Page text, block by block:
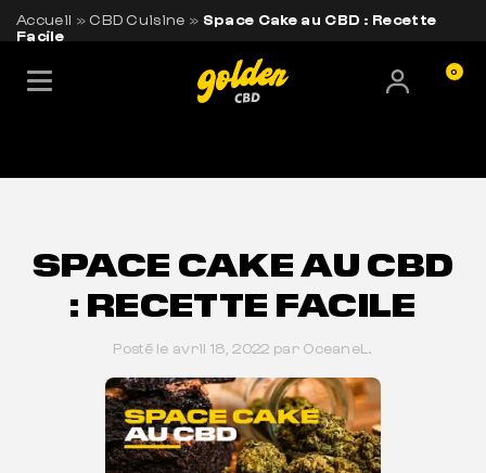
Accueil »CBD Cuisine » Space Cake au CBD : Recette
Facile
0
LIVRAISON OFFERTE EN FRANCE
BESOIN DE CONSEILS ? +33 7 56 93 14 20
SPACE CAKE AU CBD
: RECETTE FACILE
Posté le avril 18, 2022 par OceaneL.